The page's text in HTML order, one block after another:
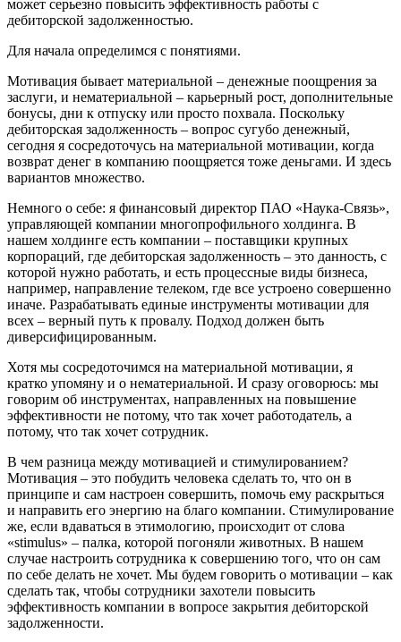
может серьезно повысить эффективность работы с
дебиторской задолженностью.
Для начала определимся с понятиями.
Мотивация бывает материальной – денежные поощрения за
заслуги, и нематериальной – карьерный рост, дополнительные
бонусы, дни к отпуску или просто похвала. Поскольку
дебиторская задолженность – вопрос сугубо денежный,
сегодня я сосредоточусь на материальной мотивации, когда
возврат денег в компанию поощряется тоже деньгами. И здесь
вариантов множество.
Немного о себе: я финансовый директор ПАО «Наука-Связь»,
управляющей компании многопрофильного холдинга. В
нашем холдинге есть компании – поставщики крупных
корпораций, где дебиторская задолженность – это данность, с
которой нужно работать, и есть процессные виды бизнеса,
например, направление телеком, где все устроено совершенно
иначе. Разрабатывать единые инструменты мотивации для
всех – верный путь к провалу. Подход должен быть
диверсифицированным.
Хотя мы сосредоточимся на материальной мотивации, я
кратко упомяну и о нематериальной. И сразу оговорюсь: мы
говорим об инструментах, направленных на повышение
эффективности не потому, что так хочет работодатель, а
потому, что так хочет сотрудник.
В чем разница между мотивацией и стимулированием?
Мотивация – это побудить человека сделать то, что он в
принципе и сам настроен совершить, помочь ему раскрыться
и направить его энергию на благо компании. Стимулирование
же, если вдаваться в этимологию, происходит от слова
«stimulus» – палка, которой погоняли животных. В нашем
случае настроить сотрудника к совершению того, что он сам
по себе делать не хочет. Мы будем говорить о мотивации – как
сделать так, чтобы сотрудники захотели повысить
эффективность компании в вопросе закрытия дебиторской
задолженности.